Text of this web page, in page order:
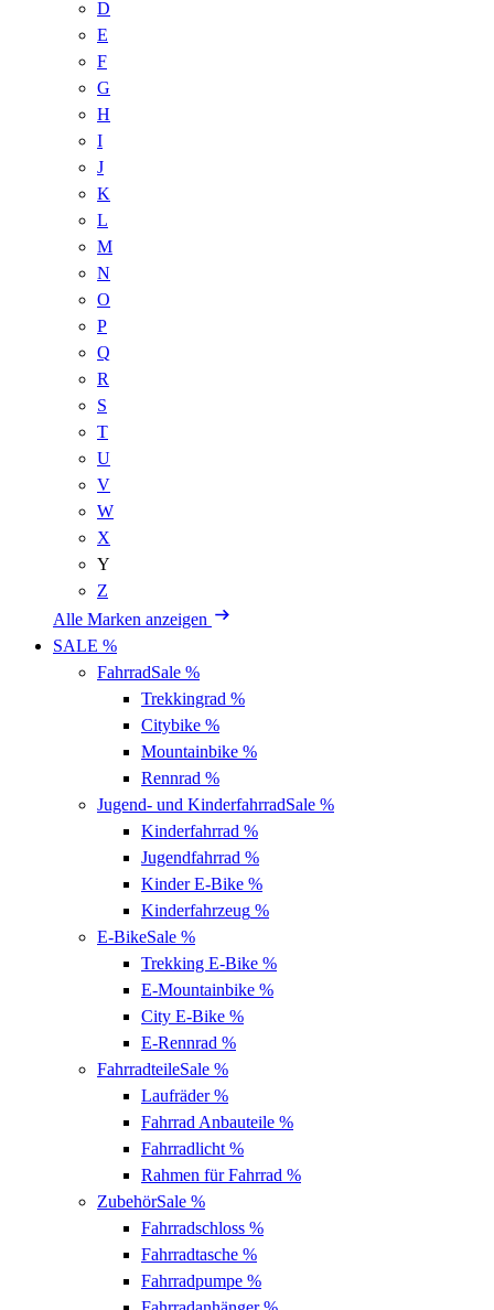
D
E
F
G
H
I
J
K
L
M
N
O
P
Q
R
S
T
U
V
W
X
Y
Z
Alle Marken anzeigen
SALE %
FahrradSale %
Trekkingrad %
Citybike %
Mountainbike %
Rennrad %
Jugend- und KinderfahrradSale %
Kinderfahrrad %
Jugendfahrrad %
Kinder E-Bike %
Kinderfahrzeug %
E-BikeSale %
Trekking E-Bike %
E-Mountainbike %
City E-Bike %
E-Rennrad %
FahrradteileSale %
Laufräder%
Fahrrad Anbauteile %
Fahrradlicht %
Rahmen für Fahrrad %
ZubehörSale %
Fahrradschloss %
Fahrradtasche %
Fahrradpumpe %